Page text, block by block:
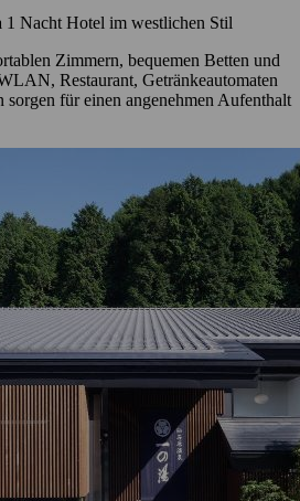
1 Nacht Hotel im westlichen Stil
Zimmern, bequemen Betten und
Restaurant, Getränkeautomaten
sorgen für einen angenehmen Aufenthalt